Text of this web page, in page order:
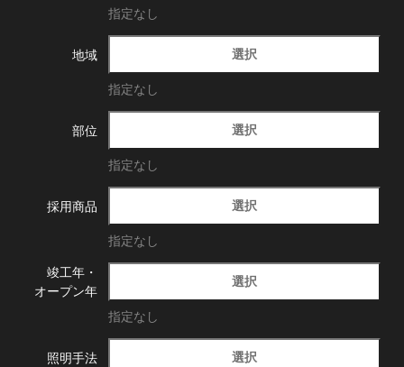
指定なし
地域 選択
指定なし
部位 選択
指定なし
採用商品 選択
指定なし
竣工年・
オープン年
選択
指定なし
照明手法 選択